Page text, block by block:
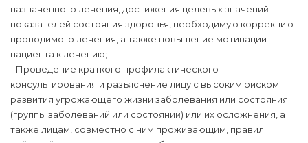
назначенного лечения, достижения целевых значений
показателей состояния здоровья, необходимую коррекцию
проводимого лечения, а также повышение мотивации
пациента к лечению;
- Проведение краткого профилактического
консультирования и разъяснение лицу с высоким риском
развития угрожающего жизни заболевания или состояния
(группы заболеваний или состояний) или их осложнения, а
также лицам, совместно с ним проживающим, правил